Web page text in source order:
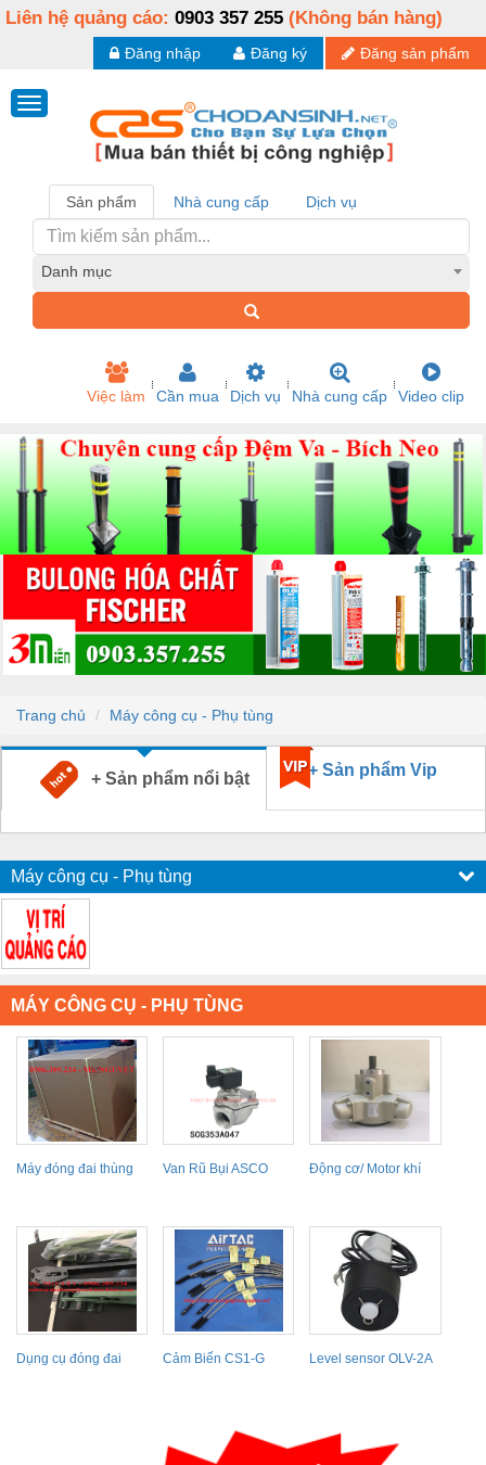
Liên hệ quảng cáo: 0903 357 255 (Không bán hàng)
Đăng sản phẩm
Đăng ký
Đăng nhập
Sản phẩm Nhà cung cấp Dịch vụ
Danh mục
Việc làm Cần mua Dịch vụ Nhà cung cấp Video clip
Trang chủ Máy công cụ - Phụ tùng
+ Sản phẩm nổi bật + Sản phẩm Vip
Máy công cụ - Phụ tùng
MÁY CÔNG CỤ - PHỤ TÙNG
Máy đóng đai thùng
Van Rũ Bụi ASCO
Động cơ/ Motor khí
010FG010...
Dụng cụ đóng đai
Cảm Biến CS1-G
Level sensor OLV-2A